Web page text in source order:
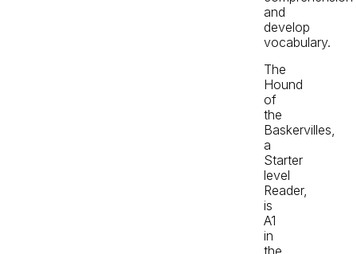
and
develop
vocabulary.
The
Hound
of
the
Baskervilles,
a
Starter
level
Reader,
is
A1
in
the